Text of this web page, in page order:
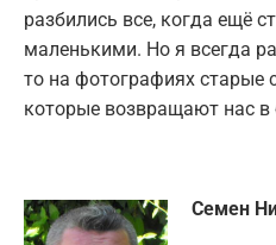
разбились все, когда ещё
маленькими. Но я всегда
то на фотографиях старые
которые возвращают нас в
Семен